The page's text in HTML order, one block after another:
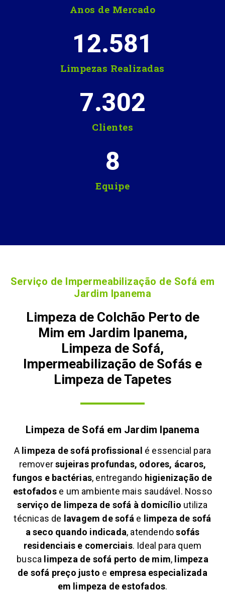
Anos de Mercado
Limpezas Realizadas
12.581
Clientes
7.302
Equipe
8
Serviço de Impermeabilização de Sofá em
Jardim Ipanema
Limpeza de Colchão Perto de
Mim em Jardim Ipanema,
Limpeza de Sofá,
Impermeabilização de Sofás e
Limpeza de Tapetes
Limpeza de Sofá em Jardim Ipanema
A limpeza de sofá profissional é essencial para
removersujeiras profundas, odores, ácaros,
fungos e bactérias, entregando higienização de
estofadose um ambiente mais saudável. Nosso
serviço de limpeza de sofá à domicílio utiliza
técnicas de lavagem de sofá e limpeza de sofá
a seco quando indicada, atendendosofás
residenciais e comerciais. Ideal para quem
busca limpeza de sofá perto de mim, limpeza
de sofá preço justo e empresa especializada
em limpeza de estofados.